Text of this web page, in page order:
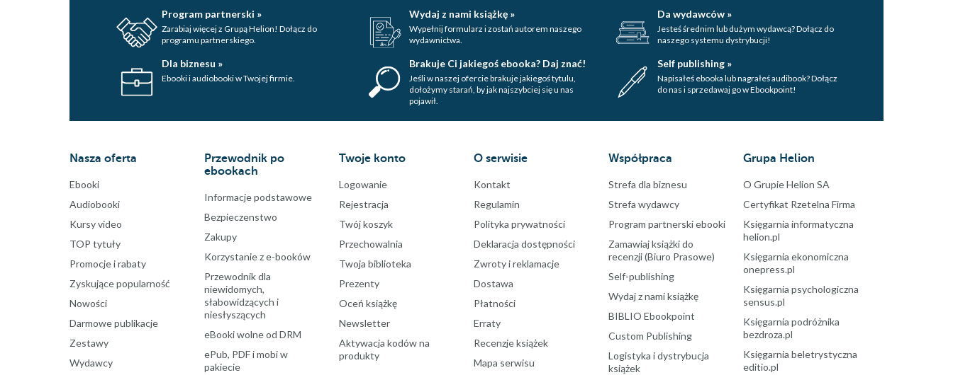
Program partnerski »
Zarabiaj więcej z Grupą Helion! Dołącz do
programu partnerskiego.
Wydaj z nami książkę »
Wypełnij formularz i zostań autorem naszego
wydawnictwa.
Da wydawców »
Jesteś średnim lub dużym wydawcą? Dołącz do
naszego systemu dystrybucji!
Dla biznesu »
Ebooki i audiobooki w Twojej firmie.
Brakuje Ci jakiegoś ebooka? Daj znać!
Jeśli w naszej ofercie brakuje jakiegoś tytulu,
dołożymy starań, by jak najszybciej się u nas
pojawił.
Self publishing »
Napisałeś ebooka lub nagrałeś audibook? Dołącz
do nas i sprzedawaj go w Ebookpoint!
Nasza oferta
Ebooki
Audiobooki
Kursy video
TOP tytuły
Promocje i rabaty
Zyskujące popularność
Nowości
Darmowe publikacje
Zestawy
Wydawcy
Przewodnik po
ebookach
Informacje podstawowe
Bezpieczenstwo
Zakupy
Korzystanie z e-booków
Przewodnik dla
niewidomych,
słabowidzących i
niesłyszących
eBooki wolne od DRM
ePub, PDF i mobi w
pakiecie
Twoje konto
Logowanie
Rejestracja
Twój koszyk
Przechowalnia
Twoja biblioteka
Prezenty
Oceń książkę
Newsletter
Aktywacja kodów na
produkty
O serwisie
Kontakt
Regulamin
Polityka prywatności
Deklaracja dostępności
Zwroty i reklamacje
Dostawa
Płatności
Erraty
Recenzje książek
Mapa serwisu
Współpraca
Strefa dla biznesu
Strefa wydawcy
Program partnerski ebooki
Zamawiaj książki do
recenzji (Biuro Prasowe)
Self-publishing
Wydaj z nami książkę
BIBLIO Ebookpoint
Custom Publishing
Logistyka i dystrybucja
książek
Grupa Helion
O Grupie Helion SA
Certyfikat Rzetelna Firma
Księgarnia informatyczna
helion.pl
Księgarnia ekonomiczna
onepress.pl
Księgarnia psychologiczna
sensus.pl
Księgarnia podróżnika
bezdroza.pl
Księgarnia beletrystyczna
editio.pl